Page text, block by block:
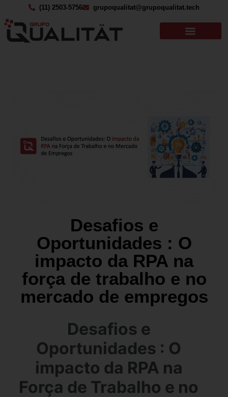
(11) 2503-5756 grupoqualitat@grupoqualitat.tech
Desafios e
Oportunidades : O
impacto da RPA na
força de trabalho e no
mercado de empregos
Desafios e
Oportunidades : O
impacto da RPA na
Força de Trabalho e no